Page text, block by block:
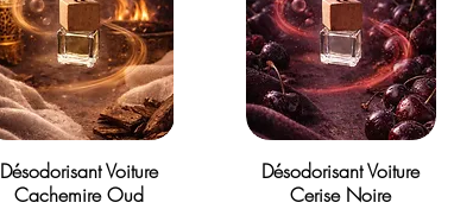
Désodorisant Voiture
Cachemire Oud
Désodorisant Voiture
Cerise Noire